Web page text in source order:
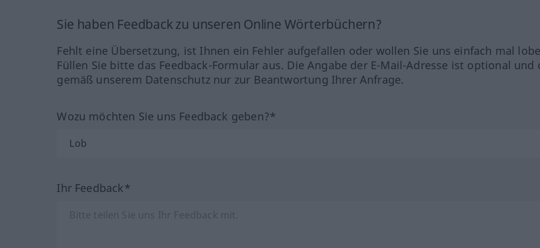
Sie haben Feedback zu unseren Online Wörterbüchern?
Fehlt eine Übersetzung, ist Ihnen ein Fehler aufgefallen oder wollen Sie uns einfach mal
Füllen Sie bitte das Feedback-Formular aus. Die Angabe der E-Mail-Adresse ist optional und
gemäß unserem Datenschutz nur zur Beantwortung Ihrer Anfrage.
Wozu möchten Sie uns Feedback geben?*
Ihr Feedback*